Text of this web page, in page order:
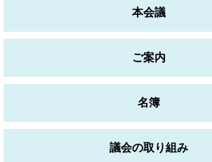
本会議
ご案内
名簿
議会の取り組み